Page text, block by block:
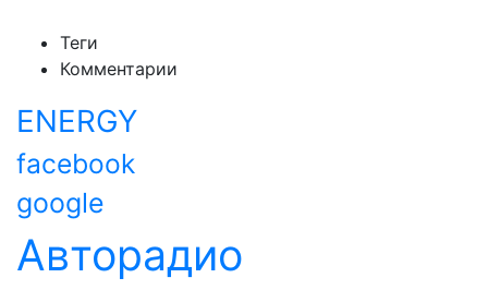
Теги
Комментарии
ENERGY
facebook
google
Авторадио